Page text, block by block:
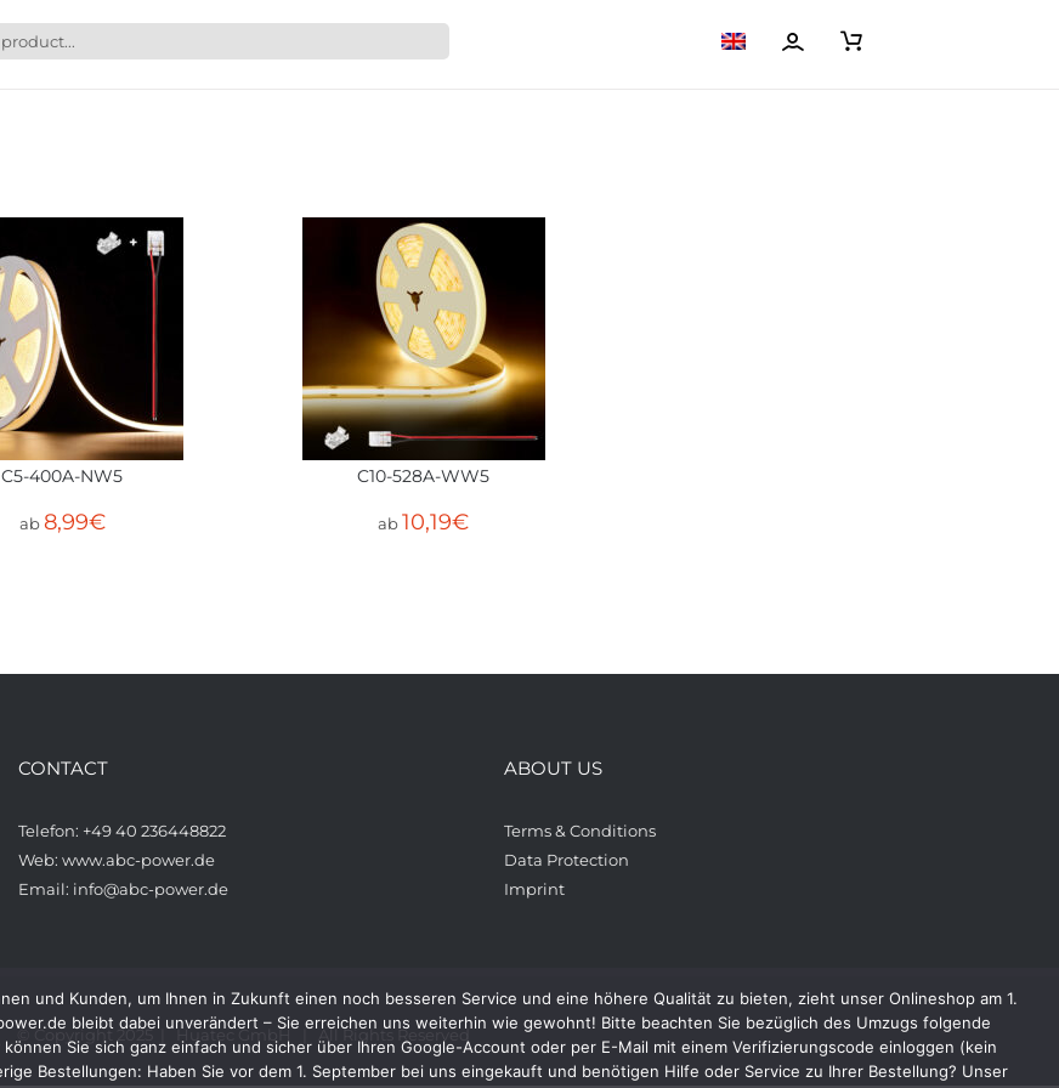
C5-400A-NW5
ab8,99€
C10-528A-WW5
ab 10,19€
CONTACT
Telefon: +49 40 236448822
Web: www.abc-power.de
Email: info@abc-power.de
ABOUT US
Terms & Conditions
Data Protection
Imprint
© Copyright 2025 | Huatec GmbH | All Rights Reserved
und Kunden, um Ihnen in Zukunft einen noch besseren Service und eine höhere Qualität zu bieten, zieht unser Onlineshop am 1.
bleibt dabei unverändert – Sie erreichen uns weiterhin wie gewohnt! Bitte beachten Sie bezüglich des Umzugs folgende
Sie sich ganz einfach und sicher über Ihren Google-Account oder per E-Mail mit einem Verifizierungscode einloggen (kein
Bestellungen: Haben Sie vor dem 1. September bei uns eingekauft und benötigen Hilfe oder Service zu Ihrer Bestellung? Unser